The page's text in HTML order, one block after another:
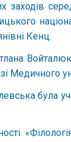
заходів
Кенц.
Медичного
була